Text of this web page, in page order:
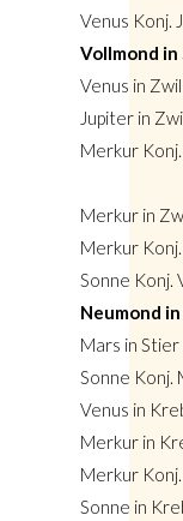
Venus Konj.
Vollmond in
Venus in
Jupiter in
Merkur
Merkur in
Merkur
Sonne Konj.
Neumond
Mars in Stier
Sonne Konj.
Venus in
Merkur in
Merkur
Sonne in